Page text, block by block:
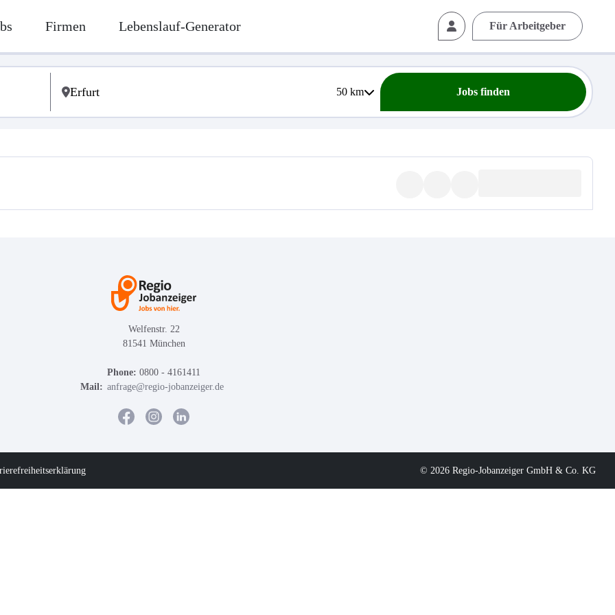
Firmen Lebenslauf-Generator Für Arbeitgeber
50km Jobs finden
Welfenstr. 22
81541 München
Phone: 0800 - 4161411
Mail: anfrage@regio-jobanzeiger.de
© 2026 Regio-Jobanzeiger GmbH & Co. KG